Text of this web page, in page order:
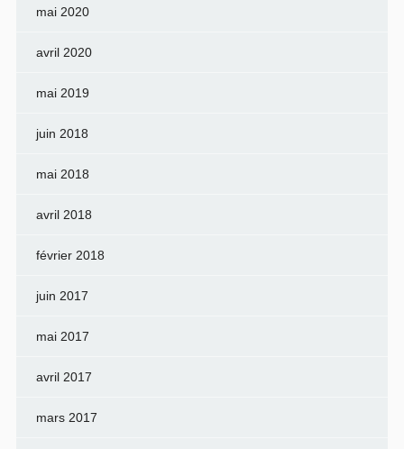
mai 2020
avril 2020
mai 2019
juin 2018
mai 2018
avril 2018
février 2018
juin 2017
mai 2017
avril 2017
mars 2017